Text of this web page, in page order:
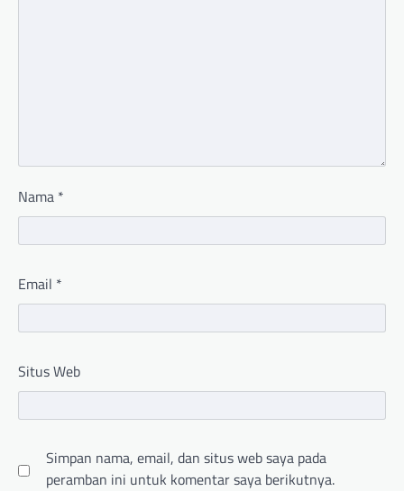
Nama *
Email *
Situs Web
Simpan nama, email, dan situs web saya pada
peramban ini untuk komentar saya berikutnya.